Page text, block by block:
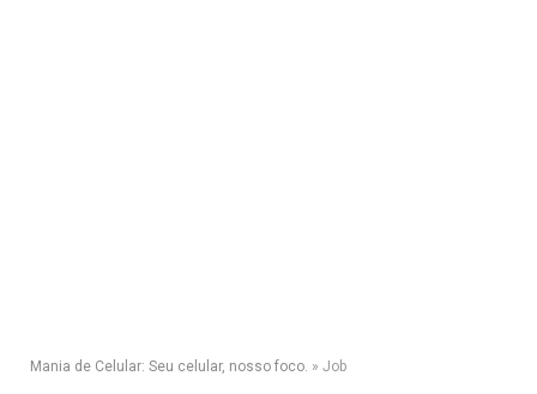
Mania de Celular: Seu celular, nosso foco. » Job